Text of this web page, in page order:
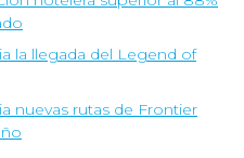
la llegada del Legend of
nuevas rutas de Frontier